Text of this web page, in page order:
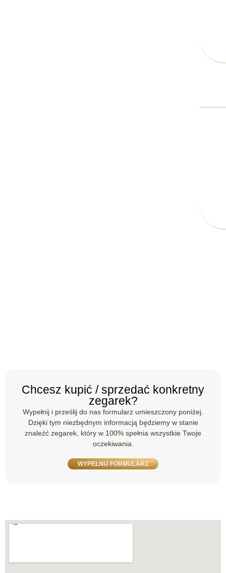
Chcesz kupić / sprzedać konkretny
zegarek?
Wypełnij i prześlij do nas formularz umieszczony poniżej.
Dzięki tym niezbędnym informacją będziemy w stanie
znaleźć zegarek, który w 100% spełnia wszystkie Twoje
oczekiwania.
WYPEŁNIJ FORMULARZ